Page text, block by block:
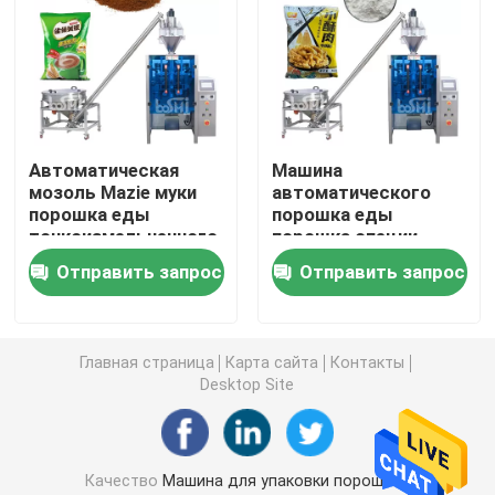
Машина упаковки мешка Premade
Автоматическая машина завалки бутылки
Semi автоматическая машина завалки бутылки
Аксессуары машины упаковки
Автоматическая
мозоль Mazie муки
порошка еды
тонкоизмельченного
порошка пудрит
заполняя и пакуя
машину
Отправить запрос
Машина
автоматического
порошка еды
порошка специи
мешка порошка 500g
1000g вертикальная
пакуя
Отправить запрос
Главная страница Карта сайта
Контакты
Desktop Site
Качество Машина для упаковки порошков